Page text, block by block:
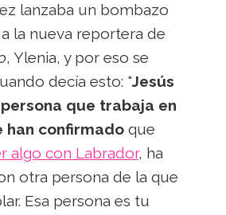
lanzaba un bombazo
la nueva reportera de
, Ylenia, y por eso se
decía esto: "Jesús
que trabaja en
han confirmado que
algo con Labrador, ha
otra persona de la que
Esa persona es tu